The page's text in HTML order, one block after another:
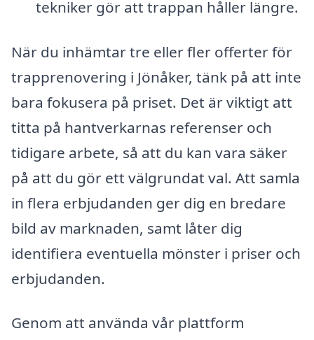
tekniker gör att trappan håller längre.
När du inhämtar tre eller fler offerter för
trapprenovering i Jönåker, tänk på att inte
bara fokusera på priset. Det är viktigt att
titta på hantverkarnas referenser och
tidigare arbete, så att du kan vara säker
på att du gör ett välgrundat val. Att samla
in flera erbjudanden ger dig en bredare
bild av marknaden, samt låter dig
identifiera eventuella mönster i priser och
erbjudanden.
Genom att använda vår plattform